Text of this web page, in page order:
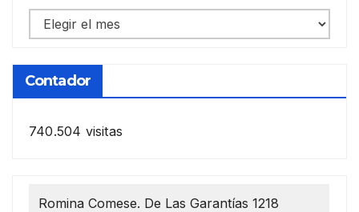
Notas
anteriores
Contador
740.504 visitas
Romina Comese. De Las Garantías 1218